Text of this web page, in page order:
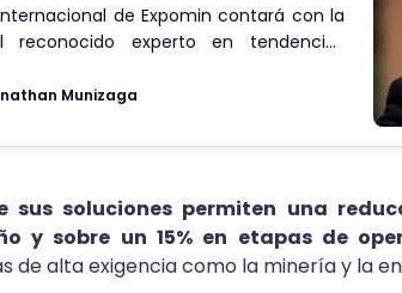
de Expomin contará con la
reconocido experto en tendencias
Munizaga
sus soluciones permiten una
y sobre un 15% en etapas de
de alta exigencia como la minería y la